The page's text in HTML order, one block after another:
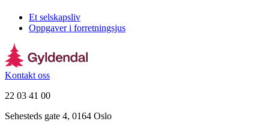
Et selskapsliv
Oppgaver i forretningsjus
Kontakt oss
22 03 41 00
Sehesteds gate 4, 0164 Oslo